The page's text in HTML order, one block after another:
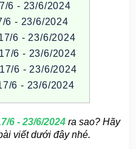
6 - 23/6/2024
6 - 23/6/2024
6 - 23/6/2024
6 - 23/6/2024
6 - 23/6/2024
6 - 23/6/2024
6 - 23/6/2024 ra sao? Hãy
viết dưới đây nhé.